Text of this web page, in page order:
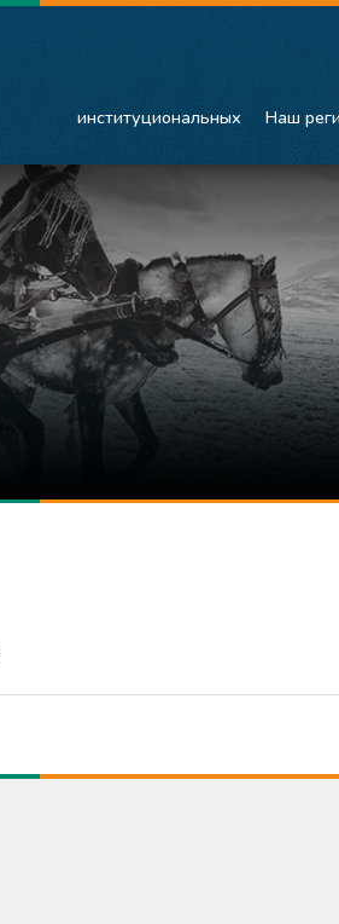
институциональных Наш